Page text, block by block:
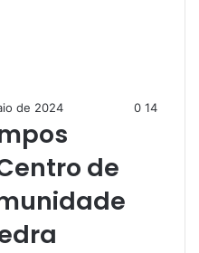
de 2024 0 14
de